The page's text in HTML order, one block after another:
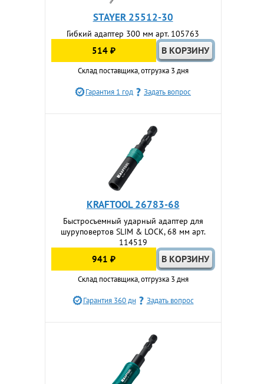
STAYER 25512-30
Гибкий адаптер 300 мм арт. 105763
514 ₽
Склад поставщика, отгрузка 3 дня
Гарантия 1 год Задать вопрос
KRAFTOOL 26783-68
Быстросъемный ударный адаптер для
шуруповертов SLIM & LOCK, 68 мм арт.
114519
941 ₽
Склад поставщика, отгрузка 3 дня
Гарантия 360 дн Задать вопрос